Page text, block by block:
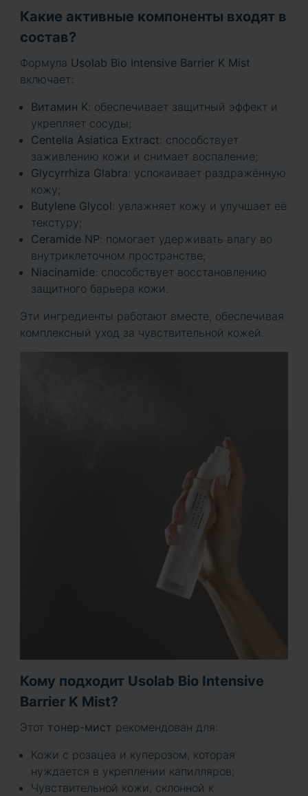
Какие активные компоненты входят в
состав?
Формула Usolab Bio Intensive Barrier K Mist
включает:
Витамин K: обеспечивает защитный эффект и
укрепляет сосуды;
Centella Asiatica Extract: способствует
заживлению кожи и снимает воспаление;
Glycyrrhiza Glabra: успокаивает раздражённую
кожу;
Butylene Glycol: увлажняет кожу и улучшает её
текстуру;
Ceramide NP: помогает удерживать влагу во
внутриклеточном пространстве;
Niacinamide: способствует восстановлению
защитного барьера кожи.
Эти ингредиенты работают вместе, обеспечивая
комплексный уход за чувствительной кожей.
Кому подходит Usolab Bio Intensive
Barrier K Mist?
Этот тонер-мист рекомендован для:
Кожи с розацеа и куперозом, которая
нуждается в укреплении капилляров;
Чувствительной кожи, склонной к